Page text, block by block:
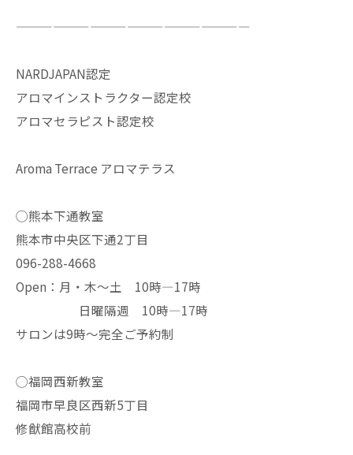
———————————————————
NARDJAPAN認定
アロマインストラクター認定校
アロマセラピスト認定校
Aroma Terrace アロマテラス
◯熊本下通教室
熊本市中央区下通2丁目
096-288-4668
Open：月・木〜土 10時—17時
日曜隔週 10時—17時
サロンは9時〜完全ご予約制
◯福岡西新教室
福岡市早良区西新5丁目
修猷館高校前